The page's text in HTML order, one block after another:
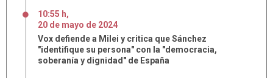
10:55 h,
20 de mayo de 2024
Vox defiende a Milei y critica que Sánchez
"identifique su persona" con la "democracia,
soberanía y dignidad" de España